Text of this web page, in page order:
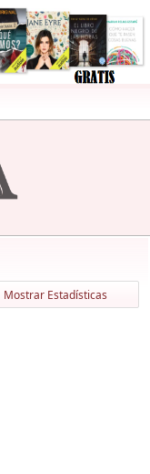
Mostrar Estadísticas